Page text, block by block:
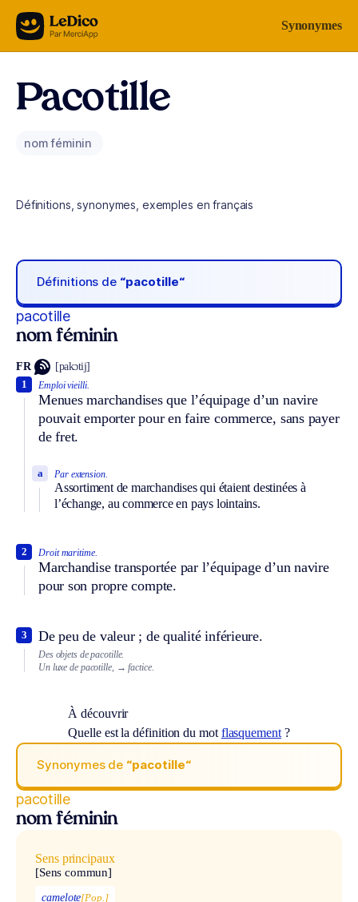
Aller au contenu Synonymes
Pacotille
nom féminin
Définitions, synonymes, exemples en français
Définitions de “pacotille“
pacotille
nom féminin
FR [pakɔtij]
Emploi vieilli.
Menues marchandises que l’équipage d’un navire
pouvait emporter pour en faire commerce, sans payer
de fret.
1
Par extension.
Assortiment de marchandises qui étaient destinées à
l’échange, au commerce en pays lointains.
a
Droit maritime.
Marchandise transportée par l’équipage d’un navire
pour son propre compte.
2
De peu de valeur ; de qualité inférieure.
3
Des objets de pacotille.
Un luxe de pacotille, → factice.
À découvrir
Quelle est la définition du mot flasquement?
Synonymes de “pacotille“
pacotille
nom féminin
Sens principaux
[Sens commun]
camelote[Pop.]